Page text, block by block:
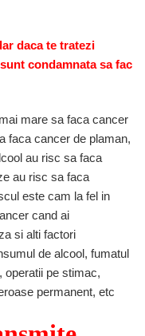
daca te tratezi
condamnata sa fac
mare sa faca cancer
faca cancer de plaman,
au risc sa faca
au risc sa faca
este cam la fel in
cand ai
si alti factori
de alcool, fumatul
operatii pe stimac,
permanent, etc